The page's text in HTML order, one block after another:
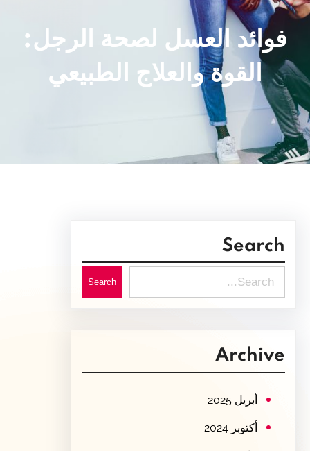
فوائد العسل لصحة الرجل:
القوة والعلاج الطبيعي
Search
e
c
Search
Archive
أبريل 2025
أكتوبر 2024